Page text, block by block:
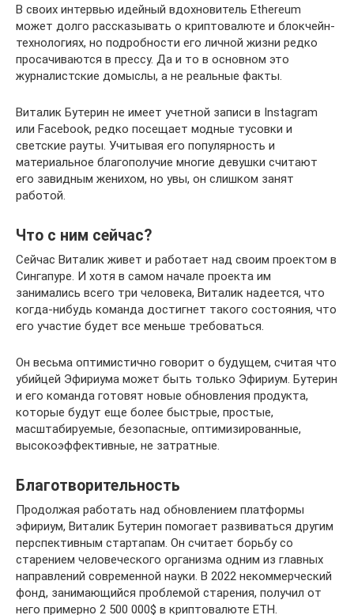
В своих интервью идейный вдохновитель Ethereum
может долго рассказывать о криптовалюте и блокчейн-
технологиях, но подробности его личной жизни редко
просачиваются в прессу. Да и то в основном это
журналистские домыслы, а не реальные факты.
Виталик Бутерин не имеет учетной записи в Instagram
или Facebook, редко посещает модные тусовки и
светские рауты. Учитывая его популярность и
материальное благополучие многие девушки считают
его завидным женихом, но увы, он слишком занят
работой.
Что с ним сейчас?
Сейчас Виталик живет и работает над своим проектом в
Сингапуре. И хотя в самом начале проекта им
занимались всего три человека, Виталик надеется, что
когда-нибудь команда достигнет такого состояния, что
его участие будет все меньше требоваться.
Он весьма оптимистично говорит о будущем, считая что
убийцей Эфириума может быть только Эфириум. Бутерин
и его команда готовят новые обновления продукта,
которые будут еще более быстрые, простые,
масштабируемые, безопасные, оптимизированные,
высокоэффективные, не затратные.
Благотворительность
Продолжая работать над обновлением платформы
эфириум, Виталик Бутерин помогает развиваться другим
перспективным стартапам. Он считает борьбу со
старением человеческого организма одним из главных
направлений современной науки. В 2022 некоммерческий
фонд, занимающийся проблемой старения, получил от
него примерно 2 500 000$ в криптовалюте ETH.